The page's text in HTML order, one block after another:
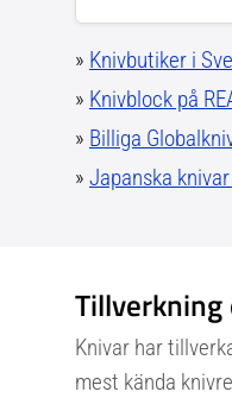
» Knivbutiker i
» Knivblock på
» Billiga
» Japanska knivar
Knivar har
mest kända